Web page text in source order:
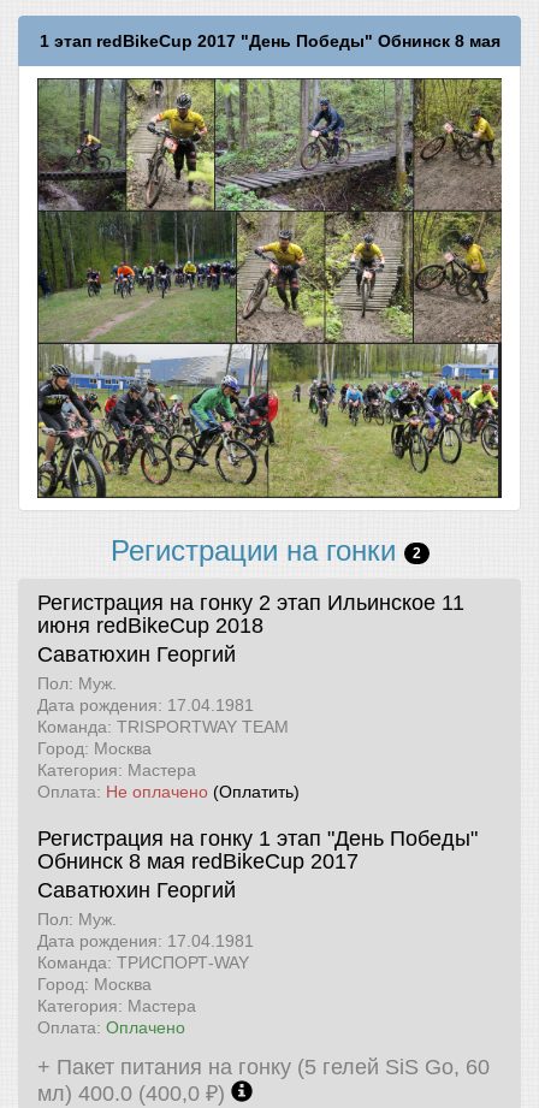
1 этап redBikeCup 2017 "День Победы" Обнинск 8 мая
Регистрации на гонки 2
Регистрация на гонку 2 этап Ильинское 11
июня redBikeCup 2018
Саватюхин Георгий
Пол: Муж.
Дата рождения: 17.04.1981
Команда: TRISPORTWAY TEAM
Город: Москва
Категория: Мастера
Оплата: Не оплачено (Оплатить)
Регистрация на гонку 1 этап "День Победы"
Обнинск 8 мая redBikeCup 2017
Саватюхин Георгий
Пол: Муж.
Дата рождения: 17.04.1981
Команда: ТРИСПОРТ-WAY
Город: Москва
Категория: Мастера
Оплата: Оплачено
+ Пакет питания на гонку (5 гелей SiS Go, 60
мл) 400.0 (400,0 ₽)